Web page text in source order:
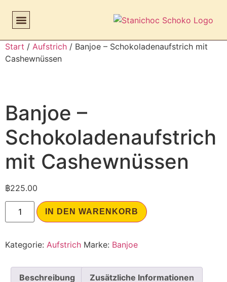
Start / Aufstrich / Banjoe – Schokoladenaufstrich mit
Cashewnüssen
Banjoe –
Schokoladenaufstrich
mit Cashewnüssen
฿225.00
IN DEN WARENKORB
Kategorie: Aufstrich Marke: Banjoe
Beschreibung Zusätzliche Informationen